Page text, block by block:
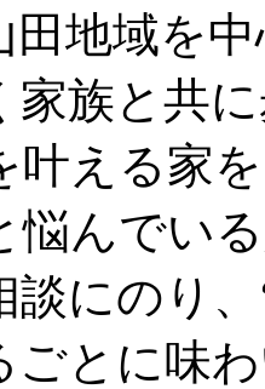
田地域を
家族と共
叶える家
悩んでい
談にのり
ごとに味